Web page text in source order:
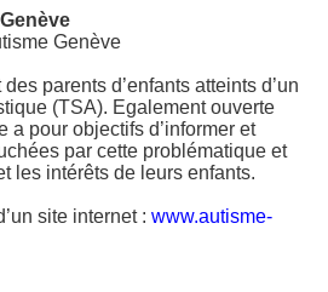
Genève
parents d’enfants atteints d’un
(TSA). Egalement ouverte
a pour objectifs d’informer et
par cette problématique et
les intérêts de leurs enfants.
site internet : www.autisme-